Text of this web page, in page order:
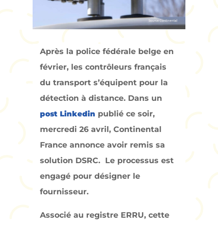
Après la police fédérale belge en
février, les contrôleurs français
du transport s’équipent pour la
détection à distance. Dans un
post Linkedin publié ce soir,
mercredi 26 avril, Continental
France annonce avoir remis sa
solution DSRC. Le processus est
engagé pour désigner le
fournisseur.
Associé au registre ERRU, cette